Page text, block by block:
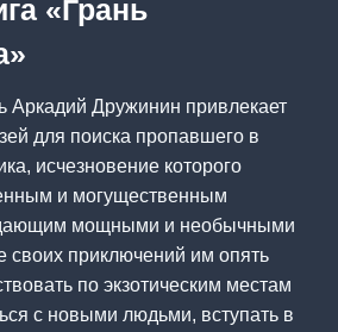
«Грань
Аркадий Дружинин привлекает
для поиска пропавшего в
исчезновение которого
и могущественным
мощными и необычными
своих приключений им опять
по экзотическим местам
с новыми людьми, вступать в